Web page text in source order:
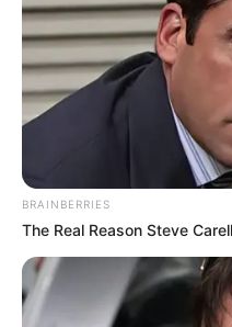
વરસાદ વરસવાની
હવામાન નિષ્ણાત
મોટી આગાહી કરવામાં
દિવસમાં ભારે વરસાદ
BRAINBERRIES
The Real Reason Steve